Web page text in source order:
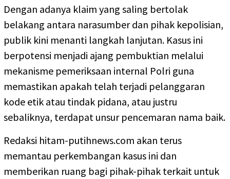
Dengan adanya klaim yang saling bertolak
belakang antara narasumber dan pihak kepolisian,
publik kini menanti langkah lanjutan. Kasus ini
berpotensi menjadi ajang pembuktian melalui
mekanisme pemeriksaan internal Polri guna
memastikan apakah telah terjadi pelanggaran
kode etik atau tindak pidana, atau justru
sebaliknya, terdapat unsur pencemaran nama baik.
Redaksi hitam-putihnews.com akan terus
memantau perkembangan kasus ini dan
memberikan ruang bagi pihak-pihak terkait untuk